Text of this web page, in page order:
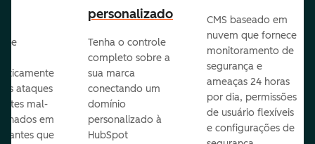
e
ataques
mal-
em
antes que
personalizado
Tenha o controle
completo sobre a
sua marca
conectando um
domínio
personalizado à
HubSpot
CMS baseado em
nuvem que fornece
monitoramento de
segurança e
ameaças 24 horas
por dia, permissões
de usuário flexíveis
e configurações de